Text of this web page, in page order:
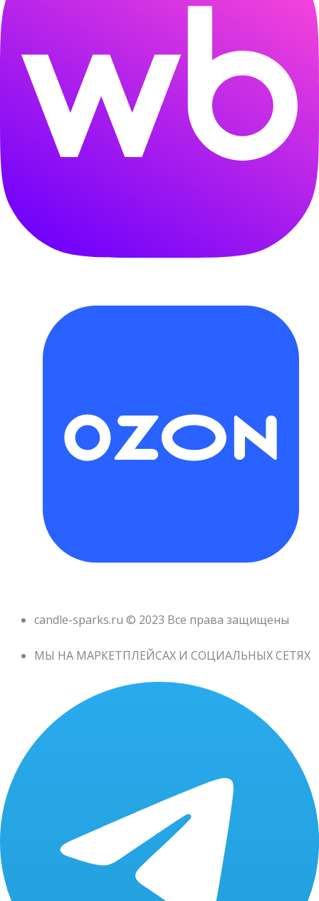
candle-sparks.ru © 2023 Все права защищены
МЫ НА МАРКЕТПЛЕЙСАХ И СОЦИАЛЬНЫХ СЕТЯХ